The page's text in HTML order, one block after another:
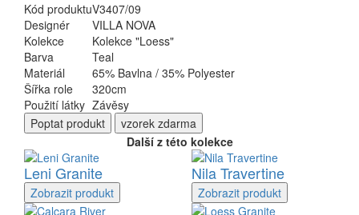
Kód produktuV3407/09
Designér
VILLA NOVA
Kolekce
Kolekce "Loess"
Barva
Teal
Materiál
65% Bavlna / 35% Polyester
Šířka role
320cm
Použití látky Závěsy
Poptat produkt
vzorek zdarma
Další z této kolekce
Leni Granite
Zobrazit produkt
Nila Travertine
Zobrazit produkt